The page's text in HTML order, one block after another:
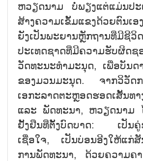
ຫວຽດນາມ ບໍ່ພຽງແຕ່ແມ່ນປະ
ສ້າງຄວາມເຂັ້ມແຂງດ້ວຍຕົນເ
ຍັງເປັນພະຍານຫຼັກຖານທີ່ມີຊີວິ
ປະເທດຊາດທີ່ມີຄວາມຮັ
ວັດທະນະທຳມະນຸດ, ເພື່ອບັນດ
ຂອງມວນມະນຸດ. ຈາກວິວັດກ
ເອກະລາດຕະຫຼອດຮອດເສັ້ນທາ
ແລະ ພັດທະນາ, ຫວຽດນາມ
ຢັ້ງຢືນທີ່ຕັ້ງບົດບາດ: ເປັນຄູ່
ເຊື່ອໃຈ, ເປັນບ່ອນອີງໃຫ້ແກ່
ການພັດທະນາ, ດ້ວຍຄວາມຄາ